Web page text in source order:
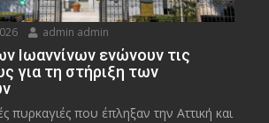
admin admin
Ιωαννίνων ενώνουν τις
για τη στήριξη των
πυρκαγιές που έπληξαν την Αττική και